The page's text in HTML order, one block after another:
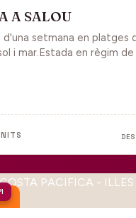
A SALOU
d'una setmana en platges
i mar.Estada en règim